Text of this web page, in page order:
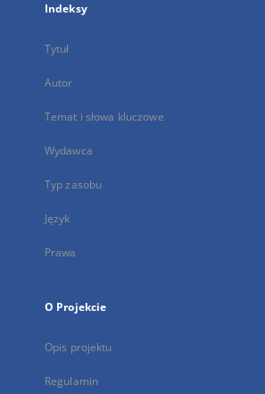
Indeksy
Tytuł
Autor
Temat i słowa kluczowe
Wydawca
Typ zasobu
Język
Prawa
O Projekcie
Opis projektu
Regulamin